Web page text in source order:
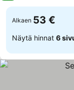
Alkaen 53 €
Näytä hinnat 6